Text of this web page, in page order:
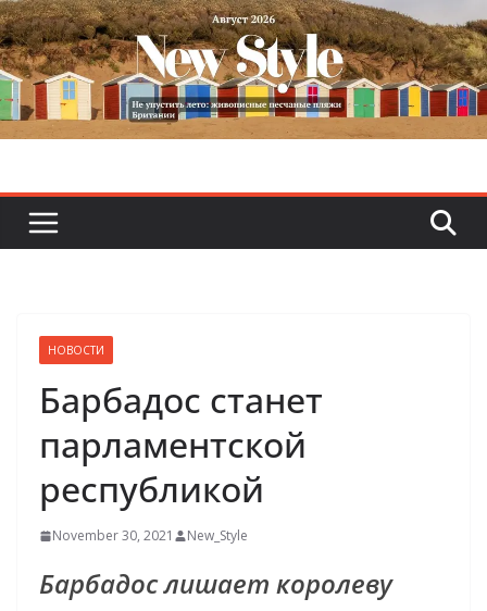
Skip
to
content
НОВОСТИ
Барбадос станет
парламентской
республикой
November 30, 2021 New_Style
Барбадос лишает королеву